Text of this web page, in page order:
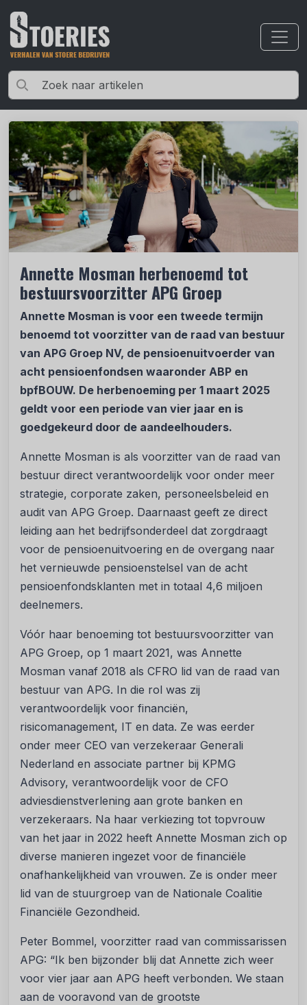
Annette Mosman herbenoemd tot
bestuursvoorzitter APG Groep
Annette Mosman is voor een tweede termijn
benoemd tot voorzitter van de raad van bestuur
van APG Groep NV, de pensioenuitvoerder van
acht pensioenfondsen waaronder ABP en
bpfBOUW. De herbenoeming per 1 maart 2025
geldt voor een periode van vier jaar en is
goedgekeurd door de aandeelhouders.
Annette Mosman is als voorzitter van de raad van
bestuur direct verantwoordelijk voor onder meer
strategie, corporate zaken, personeelsbeleid en
audit van APG Groep. Daarnaast geeft ze direct
leiding aan het bedrijfsonderdeel dat zorgdraagt
voor de pensioenuitvoering en de overgang naar
het vernieuwde pensioenstelsel van de acht
pensioenfondsklanten met in totaal 4,6 miljoen
deelnemers.
Vóór haar benoeming tot bestuursvoorzitter van
APG Groep, op 1 maart 2021, was Annette
Mosman vanaf 2018 als CFRO lid van de raad van
bestuur van APG. In die rol was zij
verantwoordelijk voor financiën,
risicomanagement, IT en data. Ze was eerder
onder meer CEO van verzekeraar Generali
Nederland en associate partner bij KPMG
Advisory, verantwoordelijk voor de CFO
adviesdienstverlening aan grote banken en
verzekeraars. Na haar verkiezing tot topvrouw
van het jaar in 2022 heeft Annette Mosman zich op
diverse manieren ingezet voor de financiële
onafhankelijkheid van vrouwen. Ze is onder meer
lid van de stuurgroep van de Nationale Coalitie
Financiële Gezondheid.
Peter Bommel, voorzitter raad van commissarissen
APG: “Ik ben bijzonder blij dat Annette zich weer
voor vier jaar aan APG heeft verbonden. We staan
aan de vooravond van de grootste